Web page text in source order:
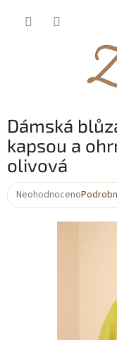
Dámská
kapsou a
olivová
Průměrné
Neohodnoceno